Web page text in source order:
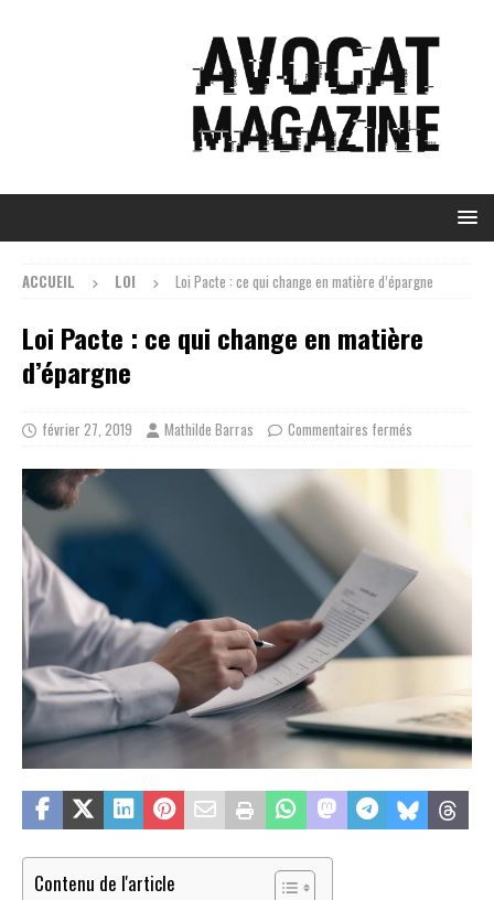
ACCUEIL LOI Loi Pacte : ce qui change en matière d’épargne
Loi Pacte : ce qui change en matière
d’épargne
février 27, 2019 Mathilde Barras Commentaires fermés
Contenu de l'article